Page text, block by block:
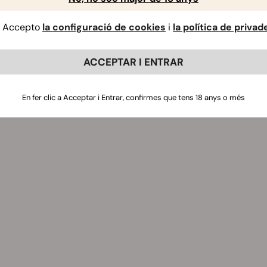
Accepto la configuració de cookies i la política de
ACCEPTAR I ENTRAR
En fer clic a Acceptar i Entrar, confirmes que tens 18 anys o més